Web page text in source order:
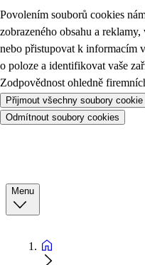
Povolením souborů cookies
zobrazeného obsahu a
nebo přistupovat k informacím
o poloze a identifikovat vaše
Zodpovědnost ohledně
Přijmout všechny soubory cookie
Odmítnout soubory cookies
Menu